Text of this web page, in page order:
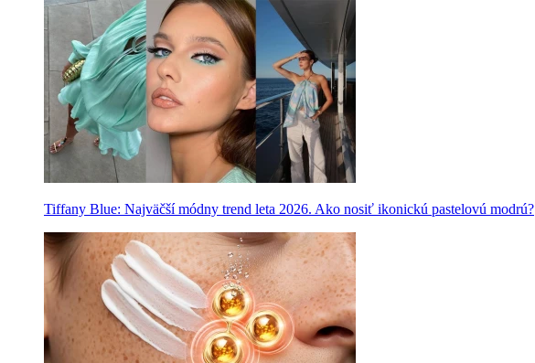
Tiffany Blue: Najväčší módny trend leta 2026. Ako nosiť ikonickú pastelovú modrú?